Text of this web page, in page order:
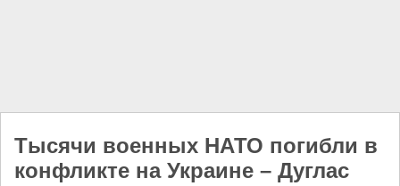
Тысячи военных НАТО погибли в
конфликте на Украине – Дуглас